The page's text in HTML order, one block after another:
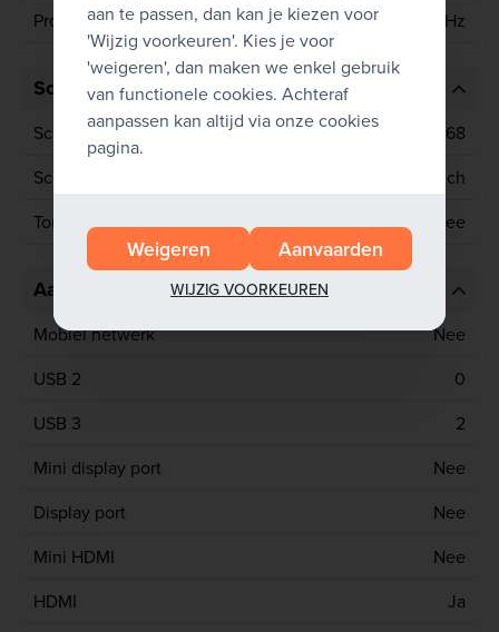
Processor
8265U 1.6 GHz
Scherm
Schermresolutie
1366x768
Schermgrootte
13.3 inch
Touchscreen
Nee
Aansluitingen
Mobiel netwerk
Nee
USB 2
0
USB 3
2
Mini display port
Nee
Display port
Nee
Mini HDMI
Nee
HDMI
Ja
aan te passen, dan kan je kiezen voor
'Wijzig voorkeuren'. Kies je voor
'weigeren', dan maken we enkel gebruik
van functionele cookies. Achteraf
aanpassen kan altijd via onze cookies
pagina.
Weigeren Aanvaarden
WIJZIG VOORKEUREN